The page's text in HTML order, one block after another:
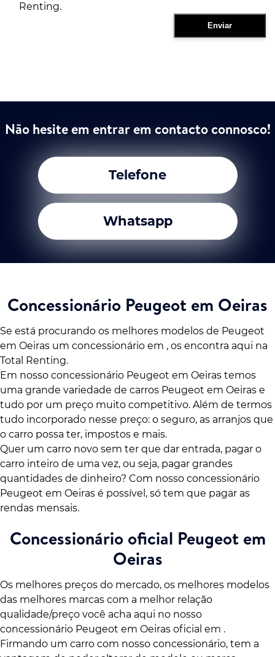
Renting.
Não hesite em entrar em contacto connosco!
Telefone
Whatsapp
Concessionário Peugeot em Oeiras
Se está procurando os melhores modelos de Peugeot
em Oeiras um concessionário em , os encontra aqui na
Total Renting.
Em nosso concessionário Peugeot em Oeiras temos
uma grande variedade de carros Peugeot em Oeiras e
tudo por um preço muito competitivo. Além de termos
tudo incorporado nesse preço: o seguro, as arranjos que
o carro possa ter, impostos e mais.
Quer um carro novo sem ter que dar entrada, pagar o
carro inteiro de uma vez, ou seja, pagar grandes
quantidades de dinheiro? Com nosso concessionário
Peugeot em Oeiras é possível, só tem que pagar as
rendas mensais.
Concessionário oficial Peugeot em
Oeiras
Os melhores preços do mercado, os melhores modelos
das melhores marcas com a melhor relação
qualidade/preço você acha aqui no nosso
concessionário Peugeot em Oeiras oficial em .
Firmando um carro com nosso concessionário, tem a